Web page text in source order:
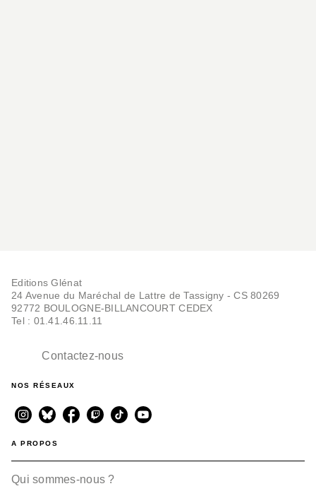
AUTO-MOTO
Editions Glénat
24 Avenue du Maréchal de Lattre de Tassigny - CS 80269
92772 BOULOGNE-BILLANCOURT CEDEX
Tel : 01.41.46.11.11
Contactez-nous
NOS RÉSEAUX
A PROPOS
Qui sommes-nous ?